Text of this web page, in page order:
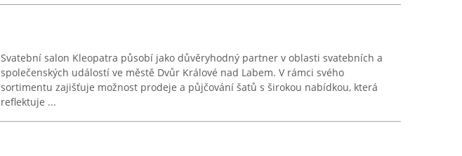
Svatební salon Kleopatra působí jako důvěryhodný partner v oblasti svatebních a
společenských událostí ve městě Dvůr Králové nad Labem. V rámci svého
sortimentu zajišťuje možnost prodeje a půjčování šatů s širokou nabídkou, která
reflektuje ...